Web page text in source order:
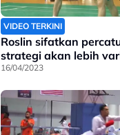
VIDEO TERKINI
Roslin sifatkan
strategi akan lebih
16/04/2023